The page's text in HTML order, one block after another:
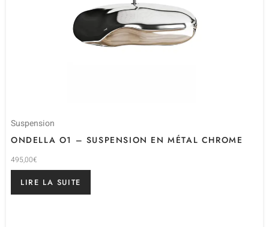
Suspension
ONDELLA O1 – SUSPENSION EN MÉTAL CHROME
495,00€
LIRE LA SUITE